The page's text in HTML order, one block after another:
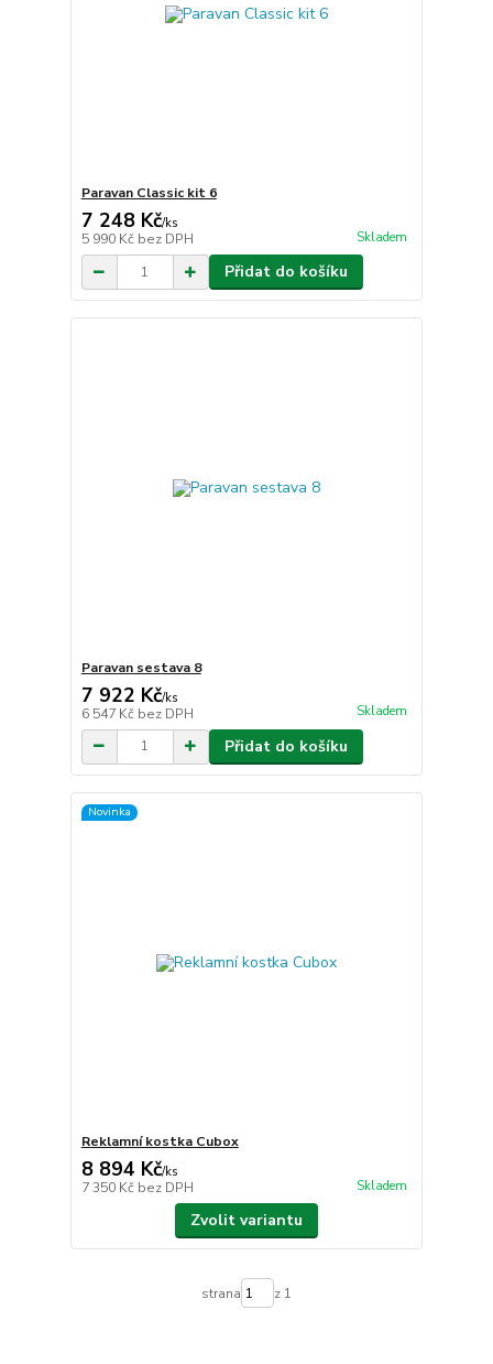
Paravan Classic kit 6
7 248 Kč/ks
5 990 Kč bez DPH Skladem
Přidat do košíku
Paravan sestava 8
7 922 Kč/ks
6 547 Kč bez DPH Skladem
Přidat do košíku
Novinka
Reklamní kostka Cubox
8 894 Kč/ks
7 350 Kč bez DPH Skladem
Zvolit variantu
strana z 1